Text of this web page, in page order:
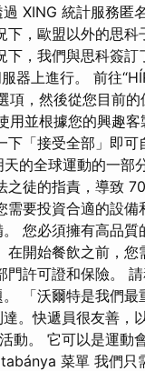
XING 統計服務匿
，歐盟以外的思科
，我們與思科簽訂
器上進行。 前往
項，然後從您目前
並根據您的興趣
「接受全部」即可
的全球運動的一部
徒的指責，導致
要投資合適的設
您必須擁有高品質
開始餐飲之前，您
許可證和保險。
「沃爾特是我們最
。快遞員很友善，
動。 它可以是運動
菜單 我們只